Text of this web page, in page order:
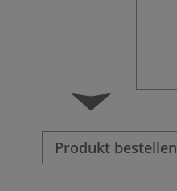
Produkt bestellen